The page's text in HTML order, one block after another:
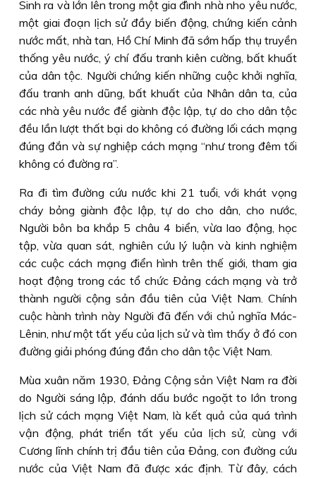
Sinh ra và lớn lên trong một gia đình nhà nho yêu nước,
một giai đoạn lịch sử đầy biến động, chứng kiến cảnh
nước mất, nhà tan, Hồ Chí Minh đã sớm hấp thụ truyền
thống yêu nước, ý chí đấu tranh kiên cường, bất khuất
của dân tộc. Người chứng kiến những cuộc khởi nghĩa,
đấu tranh anh dũng, bất khuất của Nhân dân ta, của
các nhà yêu nước để giành độc lập, tự do cho dân tộc
đều lần lượt thất bại do không có đường lối cách mạng
đúng đắn và sự nghiệp cách mạng “như trong đêm tối
không có đường ra”.
Ra đi tìm đường cứu nước khi 21 tuổi, với khát vọng
cháy bỏng giành độc lập, tự do cho dân, cho nước,
Người bôn ba khắp 5 châu 4 biển, vừa lao động, học
tập, vừa quan sát, nghiên cứu lý luận và kinh nghiệm
các cuộc cách mạng điển hình trên thế giới, tham gia
hoạt động trong các tổ chức Ðảng cách mạng và trở
thành người cộng sản đầu tiên của Việt Nam. Chính
cuộc hành trình này Người đã đến với chủ nghĩa Mác-
Lênin, như một tất yếu của lịch sử và tìm thấy ở đó con
đường giải phóng đúng đắn cho dân tộc Việt Nam.
Mùa xuân năm 1930, Ðảng Cộng sản Việt Nam ra đời
do Người sáng lập, đánh dấu bước ngoặt to lớn trong
lịch sử cách mạng Việt Nam, là kết quả của quá trình
vận động, phát triển tất yếu của lịch sử, cùng với
Cương lĩnh chính trị đầu tiên của Ðảng, con đường cứu
nước của Việt Nam đã được xác định. Từ đây, cách